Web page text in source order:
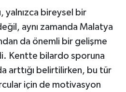
yalnızca bireysel bir
aynı zamanda Malatya
da önemli bir gelişme
Kentte bilardo sporuna
arttığı belirtilirken, bu tür
için de motivasyon